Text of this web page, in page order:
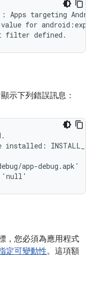
Apps targeting
for
示下列錯誤訊息：
app-debug.apk'
，您必須為應用程式
定可變動性。這項額